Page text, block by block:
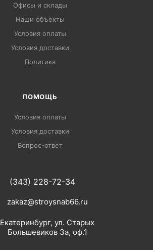
Офисы и склады
Наши объекты
Условия оплаты
Условия доставки
Политика
ПОМОЩЬ
Условия оплаты
Условия доставки
Вопрос-ответ
(343) 228-72-34
zakaz@stroysnab66.ru
Екатеринбург, ул. Старых
Большевиков 3а, оф.1